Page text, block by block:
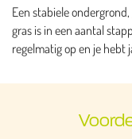
Een stabiele ondergrond,
gras is in een aantal
regelmatig op en je hebt